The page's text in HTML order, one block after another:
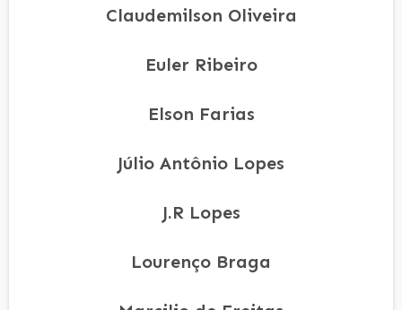
Claudemilson Oliveira
Euler Ribeiro
Elson Farias
Júlio Antônio Lopes
J.R Lopes
Lourenço Braga